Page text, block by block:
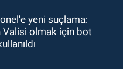
Valisi olmak için bot